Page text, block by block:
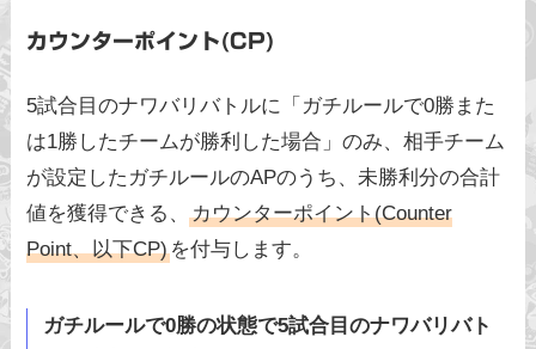
カウンターポイント(CP)
5試合目のナワバリバトルに「ガチルールで0勝また
は1勝したチームが勝利した場合」のみ、相手チーム
が設定したガチルールのAPのうち、未勝利分の合計
値を獲得できる、カウンターポイント(Counter
Point、以下CP)を付与します。
ガチルールで0勝の状態で5試合目のナワバリバト